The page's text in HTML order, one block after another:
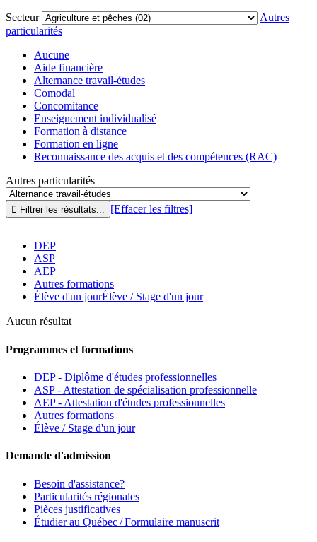
Secteur
Autres
particularités
Aucune
Aide financière
Alternance travail-études
Comodal
Concomitance
Enseignement individualisé
Formation à distance
Formation en ligne
Reconnaissance des acquis et des compétences (RAC)
Autres particularités
[Effacer les filtres]
DEP
ASP
AEP
Autres formations
Élève d'un jourÉlève / Stage d'un jour
Aucun résultat
Programmes et formations
DEP - Diplôme d'études professionnelles
ASP - Attestation de spécialisation professionnelle
AEP - Attestation d'études professionnelles
Autres formations
Élève / Stage d'un jour
Demande d'admission
Besoin d'assistance?
Particularités régionales
Pièces justificatives
Étudier au Québec / Formulaire manuscrit